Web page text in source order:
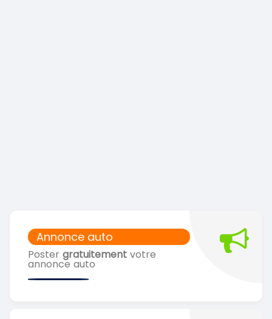
Annonce auto
Poster gratuitement votre
annonce auto